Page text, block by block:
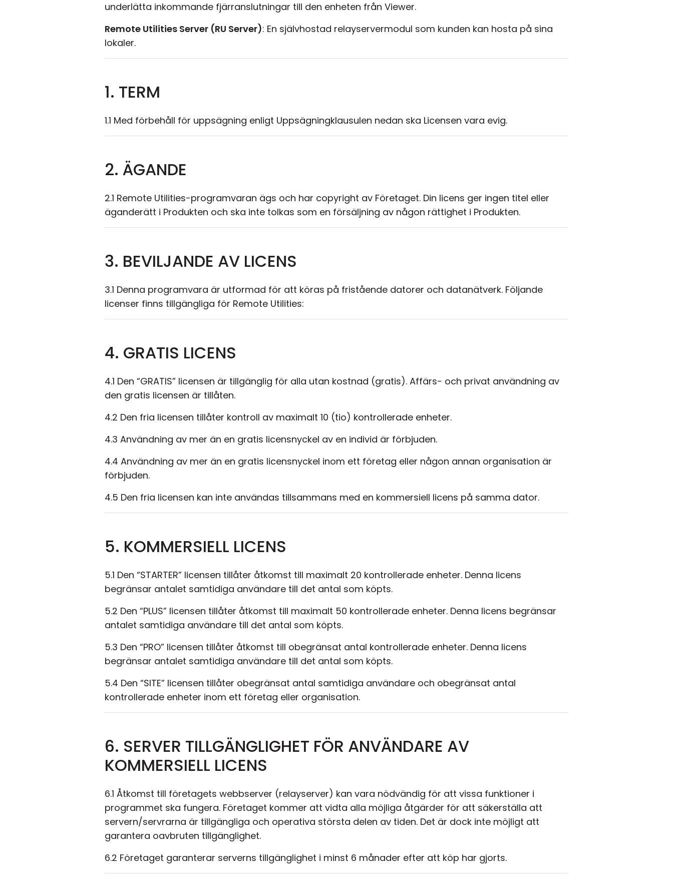
underlätta inkommande fjärranslutningar till den enheten från Viewer.
Remote Utilities Server (RU Server): En självhostad relayservermodul som kunden kan hosta på sina
lokaler.
1. TERM
1.1 Med förbehåll för uppsägning enligt Uppsägningklausulen nedan ska Licensen vara evig.
2. ÄGANDE
2.1 Remote Utilities-programvaran ägs och har copyright av Företaget. Din licens ger ingen titel eller
äganderätt i Produkten och ska inte tolkas som en försäljning av någon rättighet i Produkten.
3. BEVILJANDE AV LICENS
3.1 Denna programvara är utformad för att köras på fristående datorer och datanätverk. Följande
licenser finns tillgängliga för Remote Utilities:
4. GRATIS LICENS
4.1 Den “GRATIS” licensen är tillgänglig för alla utan kostnad (gratis). Affärs- och privat användning av
den gratis licensen är tillåten.
4.2 Den fria licensen tillåter kontroll av maximalt 10 (tio) kontrollerade enheter.
4.3 Användning av mer än en gratis licensnyckel av en individ är förbjuden.
4.4 Användning av mer än en gratis licensnyckel inom ett företag eller någon annan organisation är
förbjuden.
4.5 Den fria licensen kan inte användas tillsammans med en kommersiell licens på samma dator.
5. KOMMERSIELL LICENS
5.1 Den “STARTER” licensen tillåter åtkomst till maximalt 20 kontrollerade enheter. Denna licens
begränsar antalet samtidiga användare till det antal som köpts.
5.2 Den “PLUS” licensen tillåter åtkomst till maximalt 50 kontrollerade enheter. Denna licens begränsar
antalet samtidiga användare till det antal som köpts.
5.3 Den “PRO” licensen tillåter åtkomst till obegränsat antal kontrollerade enheter. Denna licens
begränsar antalet samtidiga användare till det antal som köpts.
5.4 Den “SITE” licensen tillåter obegränsat antal samtidiga användare och obegränsat antal
kontrollerade enheter inom ett företag eller organisation.
6. SERVER TILLGÄNGLIGHET FÖR ANVÄNDARE AV
KOMMERSIELL LICENS
6.1 Åtkomst till företagets webbserver (relayserver) kan vara nödvändig för att vissa funktioner i
programmet ska fungera. Företaget kommer att vidta alla möjliga åtgärder för att säkerställa att
servern/servrarna är tillgängliga och operativa största delen av tiden. Det är dock inte möjligt att
garantera oavbruten tillgänglighet.
6.2 Företaget garanterar serverns tillgänglighet i minst 6 månader efter att köp har gjorts.